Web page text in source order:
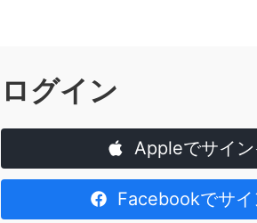
ログイン
Appleでサイ
Facebookでサイ